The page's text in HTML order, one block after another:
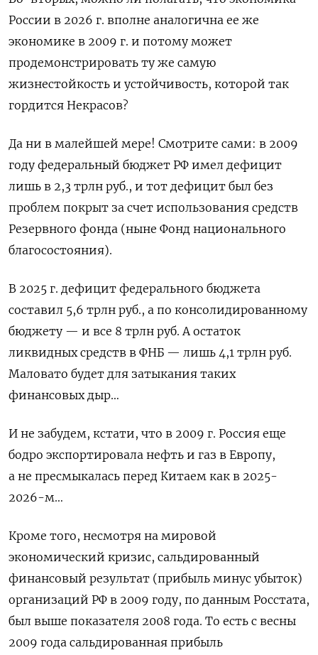
России в 2026 г. вполне аналогична ее же
экономике в 2009 г. и потому может
продемонстрировать ту же самую
жизнестойкость и устойчивость, которой так
гордится Некрасов?
Да ни в малейшей мере! Смотрите сами: в 2009
году федеральный бюджет РФ имел дефицит
лишь в 2,3 трлн руб., и тот дефицит был без
проблем покрыт за счет использования средств
Резервного фонда (ныне Фонд национального
благосостояния).
В 2025 г. дефицит федерального бюджета
составил 5,6 трлн руб., а по консолидированному
бюджету — и все 8 трлн руб. А остаток
ликвидных средств в ФНБ — лишь 4,1 трлн руб.
Маловато будет для затыкания таких
финансовых дыр…
И не забудем, кстати, что в 2009 г. Россия еще
бодро экспортировала нефть и газ в Европу,
а не пресмыкалась перед Китаем как в 2025-
2026-м…
Кроме того, несмотря на мировой
экономический кризис, сальдированный
финансовый результат (прибыль минус убыток)
организаций РФ в 2009 году, по данным Росстата,
был выше показателя 2008 года. То есть с весны
2009 года сальдированная прибыль